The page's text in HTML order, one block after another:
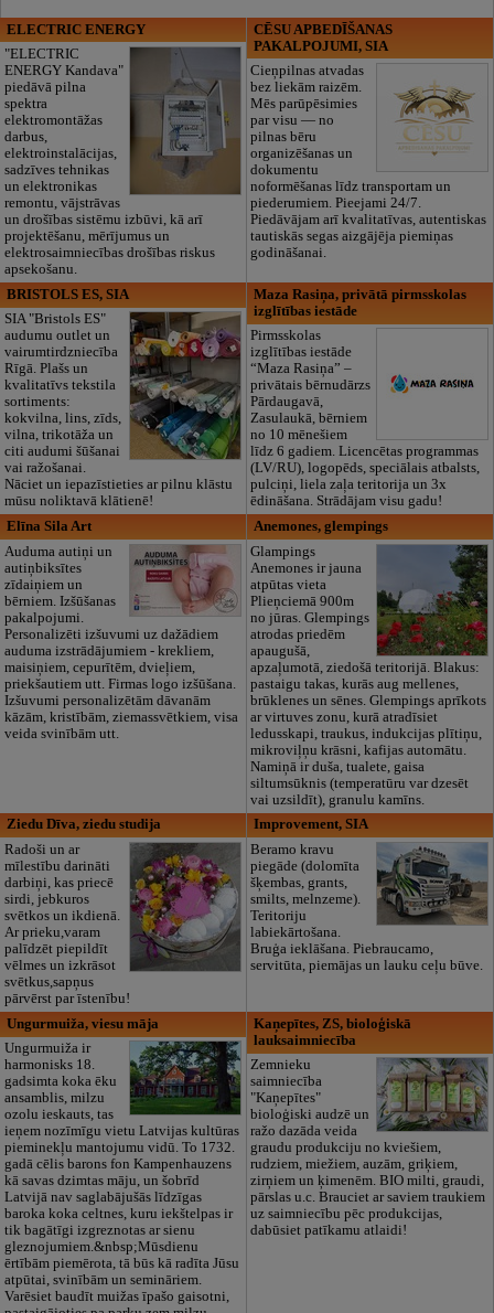
ELECTRIC ENERGY
"ELECTRIC
ENERGY Kandava"
piedāvā pilna
spektra
elektromontāžas
darbus,
elektroinstalācijas,
sadzīves tehnikas
un elektronikas
remontu, vājstrāvas
un drošības sistēmu izbūvi, kā arī
projektēšanu, mērījumus un
elektrosaimniecības drošības riskus
apsekošanu.
CĒSU APBEDĪŠANAS
PAKALPOJUMI, SIA
Cieņpilnas atvadas
bez liekām raizēm.
Mēs parūpēsimies
par visu — no
pilnas bēru
organizēšanas un
dokumentu
noformēšanas līdz transportam un
piederumiem. Pieejami 24/7.
Piedāvājam arī kvalitatīvas, autentiskas
tautiskās segas aizgājēja piemiņas
godināšanai.
BRISTOLS ES, SIA
SIA "Bristols ES"
audumu outlet un
vairumtirdzniecība
Rīgā. Plašs un
kvalitatīvs tekstila
sortiments:
kokvilna, lins, zīds,
vilna, trikotāža un
citi audumi šūšanai
vai ražošanai.
Nāciet un iepazīstieties ar pilnu klāstu
mūsu noliktavā klātienē!
Maza Rasiņa, privātā pirmsskolas
izglītības iestāde
Pirmsskolas
izglītības iestāde
“Maza Rasiņa” –
privātais bērnudārzs
Pārdaugavā,
Zasulaukā, bērniem
no 10 mēnešiem
līdz 6 gadiem. Licencētas programmas
(LV/RU), logopēds, speciālais atbalsts,
pulciņi, liela zaļa teritorija un 3x
ēdināšana. Strādājam visu gadu!
Elīna Sila Art
Auduma autiņi un
autiņbiksītes
zīdaiņiem un
bērniem. Izšūšanas
pakalpojumi.
Personalizēti izšuvumi uz dažādiem
auduma izstrādājumiem - krekliem,
maisiņiem, cepurītēm, dvieļiem,
priekšautiem utt. Firmas logo izšūšana.
Izšuvumi personalizētām dāvanām
kāzām, kristībām, ziemassvētkiem, visa
veida svinībām utt.
Anemones, glempings
Glampings
Anemones ir jauna
atpūtas vieta
Plieņciemā 900m
no jūras. Glempings
atrodas priedēm
apaugušā,
apzaļumotā, ziedošā teritorijā. Blakus:
pastaigu takas, kurās aug mellenes,
brūklenes un sēnes. Glempings aprīkots
ar virtuves zonu, kurā atradīsiet
ledusskapi, traukus, indukcijas plītiņu,
mikroviļņu krāsni, kafijas automātu.
Namiņā ir duša, tualete, gaisa
siltumsūknis (temperatūru var dzesēt
vai uzsildīt), granulu kamīns.
Ziedu Dīva, ziedu studija
Radoši un ar
mīlestību darināti
darbiņi, kas priecē
sirdi, jebkuros
svētkos un ikdienā.
Ar prieku,varam
palīdzēt piepildīt
vēlmes un izkrāsot
svētkus,sapņus
pārvērst par īstenību!
Improvement, SIA
Beramo kravu
piegāde (dolomīta
šķembas, grants,
smilts, melnzeme).
Teritoriju
labiekārtošana.
Bruģa ieklāšana. Piebraucamo,
servitūta, piemājas un lauku ceļu būve.
Ungurmuiža, viesu māja
Ungurmuiža ir
harmonisks 18.
gadsimta koka ēku
ansamblis, milzu
ozolu ieskauts, tas
ieņem nozīmīgu vietu Latvijas kultūras
pieminekļu mantojumu vidū. To 1732.
gadā cēlis barons fon Kampenhauzens
kā savas dzimtas māju, un šobrīd
Latvijā nav saglabājušās līdzīgas
baroka koka celtnes, kuru iekštelpas ir
tik bagātīgi izgreznotas ar sienu
gleznojumiem.&nbsp;Mūsdienu
ērtībām piemērota, tā būs kā radīta Jūsu
atpūtai, svinībām un semināriem.
Varēsiet baudīt muižas īpašo gaisotni,
Kaņepītes, ZS, bioloģiskā
lauksaimniecība
Zemnieku
saimniecība
"Kaņepītes"
bioloģiski audzē un
ražo dazāda veida
graudu produkciju no kviešiem,
rudziem, miežiem, auzām, griķiem,
zirņiem un ķimenēm. BIO milti, graudi,
pārslas u.c. Brauciet ar saviem traukiem
uz saimniecību pēc produkcijas,
dabūsiet patīkamu atlaidi!